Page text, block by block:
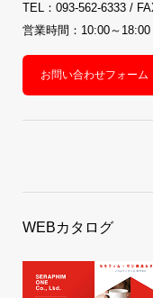
TEL：093-562-6333 /
営業時間：10:00～
お問い合わせフォーム
WEBカタログ